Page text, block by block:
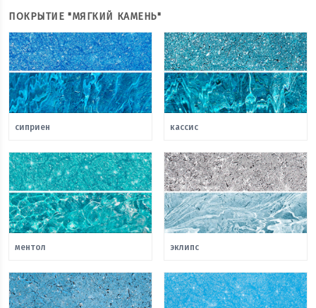
ПОКРЫТИЕ "МЯГКИЙ КАМЕНЬ"
сиприен кассис
ментол эклипс